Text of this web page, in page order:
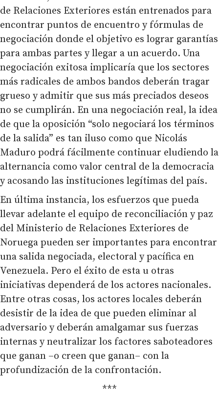
de Relaciones Exteriores están entrenados para
encontrar puntos de encuentro y fórmulas de
negociación donde el objetivo es lograr garantías
para ambas partes y llegar a un acuerdo. Una
negociación exitosa implicaría que los sectores
más radicales de ambos bandos deberán tragar
grueso y admitir que sus más preciados deseos
no se cumplirán. En una negociación real, la idea
de que la oposición “solo negociará los términos
de la salida” es tan iluso como que Nicolás
Maduro podrá fácilmente continuar eludiendo la
alternancia como valor central de la democracia
y acosando las instituciones legítimas del país.
En última instancia, los esfuerzos que pueda
llevar adelante el equipo de reconciliación y paz
del Ministerio de Relaciones Exteriores de
Noruega pueden ser importantes para encontrar
una salida negociada, electoral y pacífica en
Venezuela. Pero el éxito de esta u otras
iniciativas dependerá de los actores nacionales.
Entre otras cosas, los actores locales deberán
desistir de la idea de que pueden eliminar al
adversario y deberán amalgamar sus fuerzas
internas y neutralizar los factores saboteadores
que ganan –o creen que ganan– con la
profundización de la confrontación.
***